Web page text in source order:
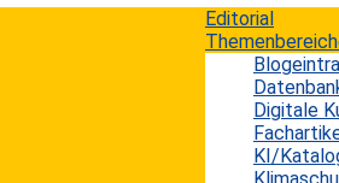
Editorial
Digitale
KI/
Benchmarking
Tender Weakness: Was
beantworten können – ein
Challenge Framework